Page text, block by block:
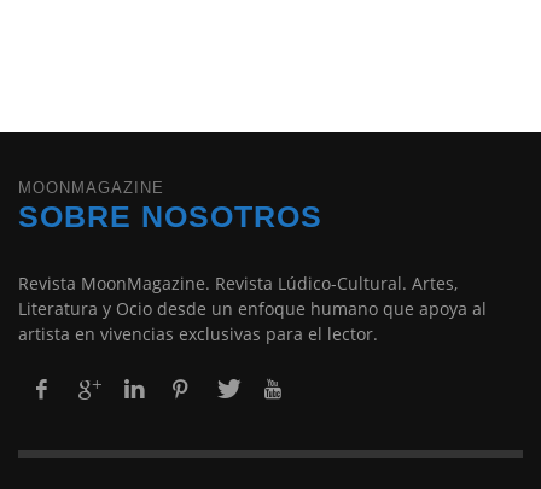
MOONMAGAZINE
SOBRE NOSOTROS
Revista MoonMagazine. Revista Lúdico-Cultural. Artes,
Literatura y Ocio desde un enfoque humano que apoya al
artista en vivencias exclusivas para el lector.